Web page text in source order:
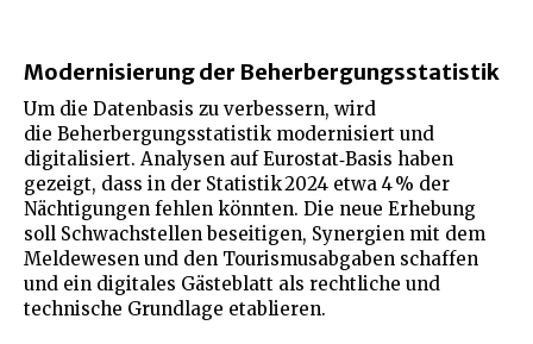
Modernisierung der Beherbergungsstatistik
Um die Datenbasis zu verbessern, wird
die Beherbergungsstatistik modernisiert und
digitalisiert. Analysen auf Eurostat‑Basis haben
gezeigt, dass in der Statistik 2024 etwa 4 % der
Nächtigungen fehlen könnten. Die neue Erhebung
soll Schwachstellen beseitigen, Synergien mit dem
Meldewesen und den Tourismusabgaben schaffen
und ein digitales Gästeblatt als rechtliche und
technische Grundlage etablieren.